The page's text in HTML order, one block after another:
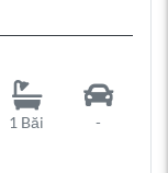
1 Băi -